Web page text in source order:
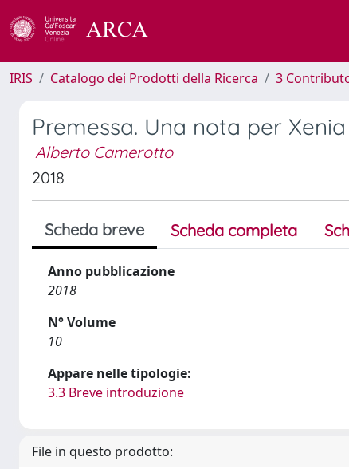
IRIS Catalogo dei Prodotti della Ricerca 3
Premessa. Una nota per Xenia
Alberto Camerotto
2018
Scheda breve Scheda completa
Anno pubblicazione
2018
N° Volume
10
Appare nelle tipologie:
3.3 Breve introduzione
File in questo prodotto: